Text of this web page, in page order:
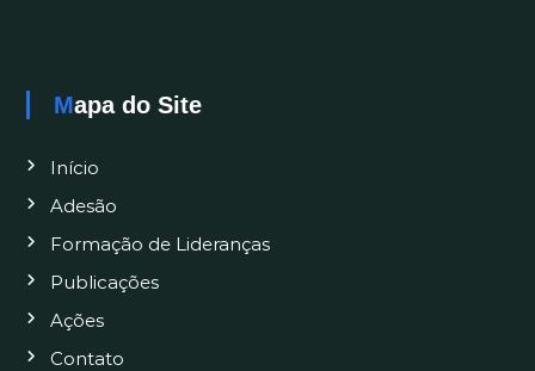
Mapa do Site
Início
Adesão
Formação de Lideranças
Publicações
Ações
Contato